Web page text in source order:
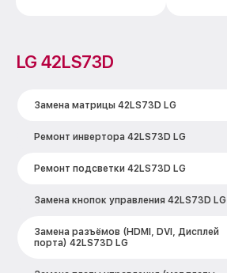
LG 42LS73D
Замена матрицы 42LS73D LG
Ремонт инвертора 42LS73D LG
Ремонт подсветки 42LS73D LG
Замена кнопок управления 42LS73D LG
Замена разъёмов (HDMI, DVI, Дисплей
порта) 42LS73D LG